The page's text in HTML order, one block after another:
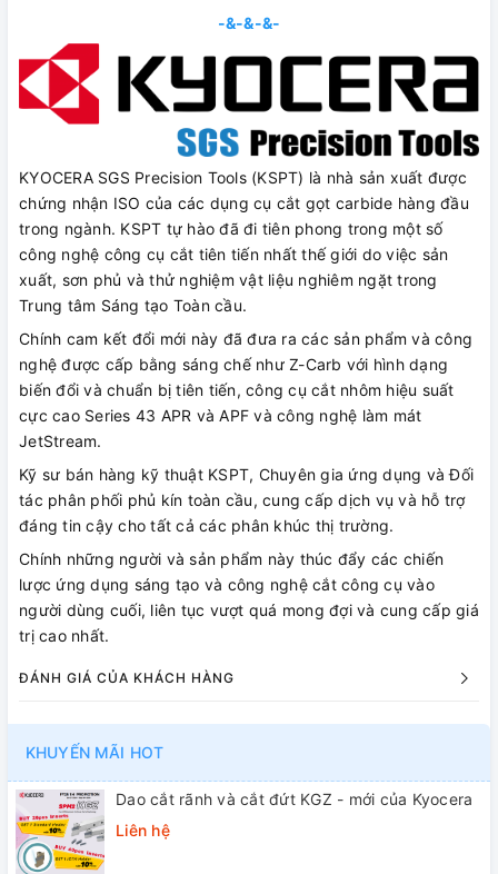
-&-&-&-
KYOCERA SGS Precision Tools (KSPT) là nhà sản xuất được
chứng nhận ISO của các dụng cụ cắt gọt carbide hàng đầu
trong ngành. KSPT tự hào đã đi tiên phong trong một số
công nghệ công cụ cắt tiên tiến nhất thế giới do việc sản
xuất, sơn phủ và thử nghiệm vật liệu nghiêm ngặt trong
Trung tâm Sáng tạo Toàn cầu.
Chính cam kết đổi mới này đã đưa ra các sản phẩm và công
nghệ được cấp bằng sáng chế như Z-Carb với hình dạng
biến đổi và chuẩn bị tiên tiến, công cụ cắt nhôm hiệu suất
cực cao Series 43 APR và APF và công nghệ làm mát
JetStream.
Kỹ sư bán hàng kỹ thuật KSPT, Chuyên gia ứng dụng và Đối
tác phân phối phủ kín toàn cầu, cung cấp dịch vụ và hỗ trợ
đáng tin cậy cho tất cả các phân khúc thị trường.
Chính những người và sản phẩm này thúc đẩy các chiến
lược ứng dụng sáng tạo và công nghệ cắt công cụ vào
người dùng cuối, liên tục vượt quá mong đợi và cung cấp giá
trị cao nhất.
ĐÁNH GIÁ CỦA KHÁCH HÀNG
KHUYẾN MÃI HOT
Dao cắt rãnh và cắt đứt KGZ - mới của Kyocera
Liên hệ